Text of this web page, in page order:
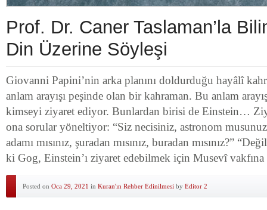
Prof. Dr. Caner Taslaman’la
Din Üzerine Söyleşi
Giovanni Papini’nin arka planını doldurduğu hayâlî
anlam arayışı peşinde olan bir kahraman. Bu anlam
kimseyi ziyaret ediyor. Bunlardan birisi de Einstein…
ona sorular yöneltiyor: “Siz necisiniz, astronom
adamı mısınız, şuradan mısınız, buradan mısınız?”
ki Gog, Einstein’ı ziyaret edebilmek için Musevî
Posted on Oca 29, 2021 in Kuran'ın Rehber Edinilmesi by Editor 2